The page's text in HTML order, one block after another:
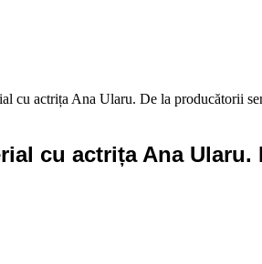
cu actrița Ana Ularu. De la producătorii
cu actrița Ana